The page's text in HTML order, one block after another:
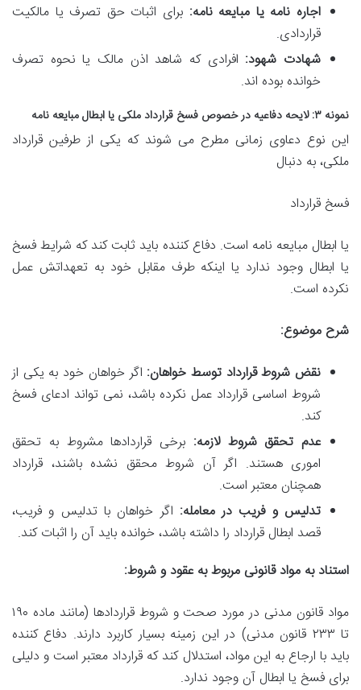
اجاره نامه یا مبایعه نامه: برای اثبات حق تصرف یا مالکیت
قراردادی.
شهادت شهود: افرادی که شاهد اذن مالک یا نحوه تصرف
خوانده بوده اند.
نمونه ۳: لایحه دفاعیه در خصوص فسخ قرارداد ملکی یا ابطال مبایعه نامه
این نوع دعاوی زمانی مطرح می شوند که یکی از طرفین قرارداد
ملکی، به دنبال
فسخ قرارداد
یا ابطال مبایعه نامه است. دفاع کننده باید ثابت کند که شرایط فسخ
یا ابطال وجود ندارد یا اینکه طرف مقابل خود به تعهداتش عمل
نکرده است.
شرح موضوع:
نقض شروط قرارداد توسط خواهان: اگر خواهان خود به یکی از
شروط اساسی قرارداد عمل نکرده باشد، نمی تواند ادعای فسخ
کند.
عدم تحقق شروط لازمه: برخی قراردادها مشروط به تحقق
اموری هستند. اگر آن شروط محقق نشده باشند، قرارداد
همچنان معتبر است.
تدلیس و فریب در معامله: اگر خواهان با تدلیس و فریب،
قصد ابطال قرارداد را داشته باشد، خوانده باید آن را اثبات کند.
استناد به مواد قانونی مربوط به عقود و شروط:
مواد قانون مدنی در مورد صحت و شروط قراردادها (مانند ماده ۱۹۰
تا ۲۳۳ قانون مدنی) در این زمینه بسیار کاربرد دارند. دفاع کننده
باید با ارجاع به این مواد، استدلال کند که قرارداد معتبر است و دلیلی
برای فسخ یا ابطال آن وجود ندارد.